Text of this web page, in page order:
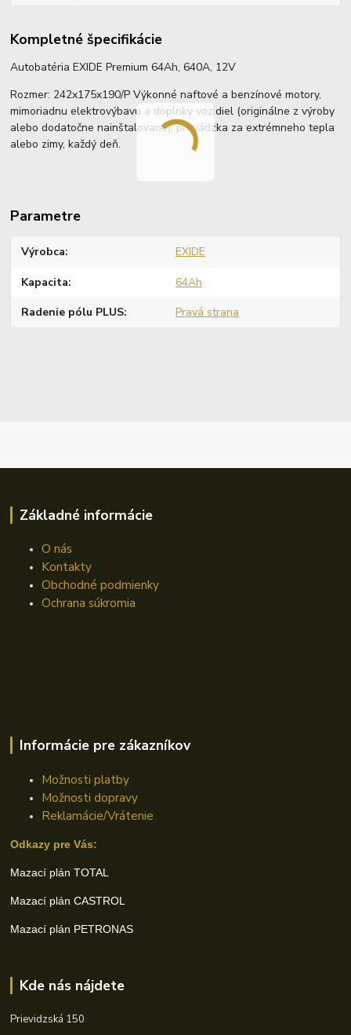
Kompletné špecifikácie
Autobatéria EXIDE Premium 64Ah, 640A, 12V
Rozmer: 242x175x190/P Výkonné naftové a benzínové motory,
mimoriadnu elektrovýbavu a doplnky vozidiel (originálne z výroby
alebo dodatočne nainštalované), prevádzka za extrémneho tepla
alebo zimy, každý deň.
Parametre
Výrobca EXIDE
Kapacita 64Ah
Radenie pólu PLUS Pravá strana
Základné informácie
O nás
Kontakty
Obchodné podmienky
Ochrana súkromia
Informácie pre zákazníkov
Možnosti platby
Možnosti dopravy
Reklamácie/Vrátenie
Odkazy pre Vás:
Mazací plán TOTAL
Mazací plán CASTROL
Mazací plán PETRONAS
Kde nás nájdete
Prievidzská 150